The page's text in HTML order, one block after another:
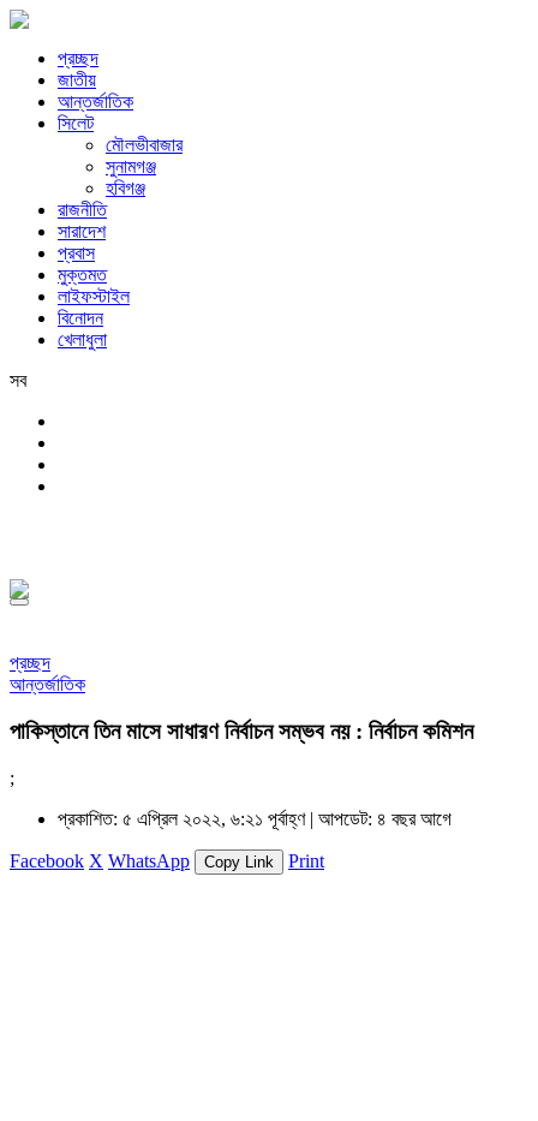
প্রচ্ছদ
জাতীয়
আন্তর্জাতিক
সিলেট
মৌলভীবাজার
সুনামগঞ্জ
হবিগঞ্জ
রাজনীতি
সারাদেশ
প্রবাস
মুক্তমত
লাইফস্টাইল
বিনোদন
খেলাধুলা
সব
প্রচ্ছদ
আন্তর্জাতিক
পাকিস্তানে তিন মাসে সাধারণ নির্বাচন সম্ভব নয় : নির্বাচন কমিশন
;
প্রকাশিত: ৫ এপ্রিল ২০২২, ৬:২১ পূর্বাহ্ণ | আপডেট: ৪ বছর আগে
Facebook X WhatsApp Copy Link Print